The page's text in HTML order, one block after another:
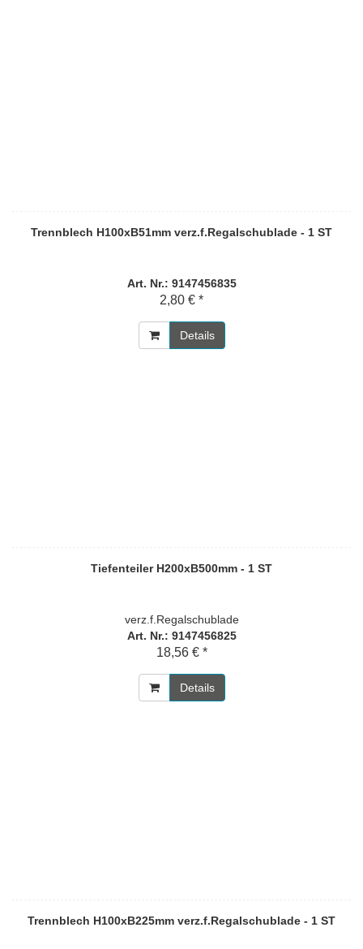
Trennblech H100xB51mm verz.f.Regalschublade - 1 ST
Art. Nr.: 9147456835
2,80 € *
Details
Tiefenteiler H200xB500mm - 1 ST
verz.f.Regalschublade
Art. Nr.: 9147456825
18,56 € *
Details
Trennblech H100xB225mm verz.f.Regalschublade - 1 ST